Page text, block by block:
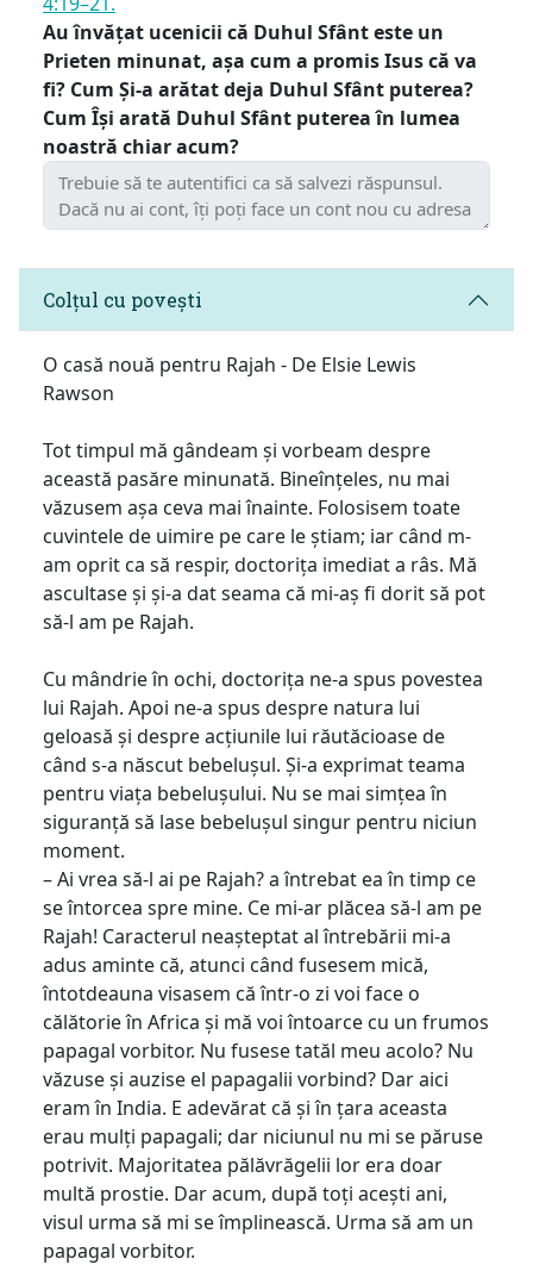
Au învățat ucenicii că Duhul Sfânt este un
Prieten minunat, așa cum a promis Isus că va
fi? Cum Și-a arătat deja Duhul Sfânt puterea?
Cum Își arată Duhul Sfânt puterea în lumea
noastră chiar acum?
Colțul cu povești
O casă nouă pentru Rajah - De Elsie Lewis
Rawson
Tot timpul mă gândeam și vorbeam despre
această pasăre minunată. Bineînțeles, nu mai
văzusem așa ceva mai înainte. Folosisem toate
cuvintele de uimire pe care le știam; iar când m-
am oprit ca să respir, doctorița imediat a râs. Mă
ascultase și și-a dat seama că mi-aș fi dorit să pot
să-l am pe Rajah.
Cu mândrie în ochi, doctorița ne-a spus povestea
lui Rajah. Apoi ne-a spus despre natura lui
geloasă și despre acțiunile lui răutăcioase de
când s-a născut bebelușul. Și-a exprimat teama
pentru viața bebelușului. Nu se mai simțea în
siguranță să lase bebelușul singur pentru niciun
moment.
– Ai vrea să-l ai pe Rajah? a întrebat ea în timp ce
se întorcea spre mine. Ce mi-ar plăcea să-l am pe
Rajah! Caracterul neașteptat al întrebării mi-a
adus aminte că, atunci când fusesem mică,
întotdeauna visasem că într-o zi voi face o
călătorie în Africa și mă voi întoarce cu un frumos
papagal vorbitor. Nu fusese tatăl meu acolo? Nu
văzuse și auzise el papagalii vorbind? Dar aici
eram în India. E adevărat că și în țara aceasta
erau mulți papagali; dar niciunul nu mi se păruse
potrivit. Majoritatea pălăvrăgelii lor era doar
multă prostie. Dar acum, după toți acești ani,
visul urma să mi se împlinească. Urma să am un
papagal vorbitor.